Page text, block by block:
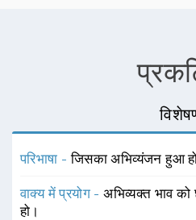
परिभाषा -जिसका अभिव्यंजन हुआ
वाक्य में प्रयोग -अभिव्यक्त भाव
हो।